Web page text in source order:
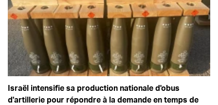
Israël intensifie sa production nationale d'obus
d'artillerie pour répondre à la demande en temps de